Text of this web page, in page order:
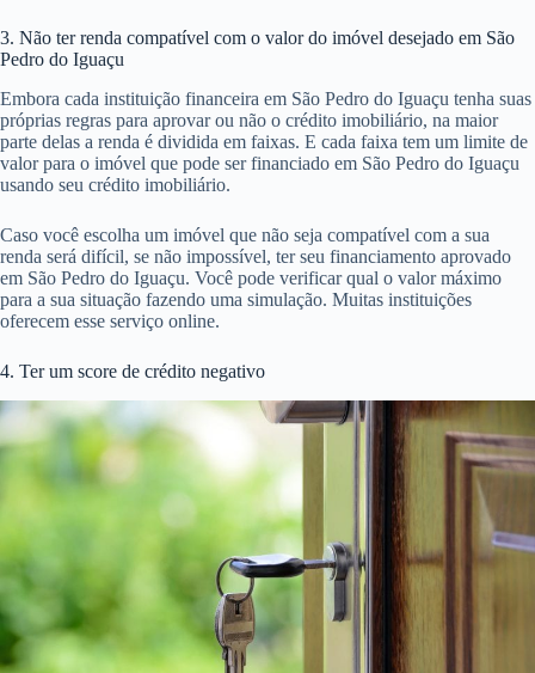
3. Não ter renda compatível com o valor do imóvel desejado em São
Pedro do Iguaçu
Embora cada instituição financeira em São Pedro do Iguaçu tenha suas
próprias regras para aprovar ou não o crédito imobiliário, na maior
parte delas a renda é dividida em faixas. E cada faixa tem um limite de
valor para o imóvel que pode ser financiado em São Pedro do Iguaçu
usando seu crédito imobiliário.
Caso você escolha um imóvel que não seja compatível com a sua
renda será difícil, se não impossível, ter seu financiamento aprovado
em São Pedro do Iguaçu. Você pode verificar qual o valor máximo
para a sua situação fazendo uma simulação. Muitas instituições
oferecem esse serviço online.
4. Ter um score de crédito negativo